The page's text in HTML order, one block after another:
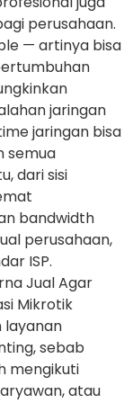
perusahaan.
— artinya bisa
jaringan
jaringan bisa
semua
dari sisi
bandwidth
perusahaan,
ISP.
Jual Agar
Mikrotik
layanan
sebab
mengikuti
atau